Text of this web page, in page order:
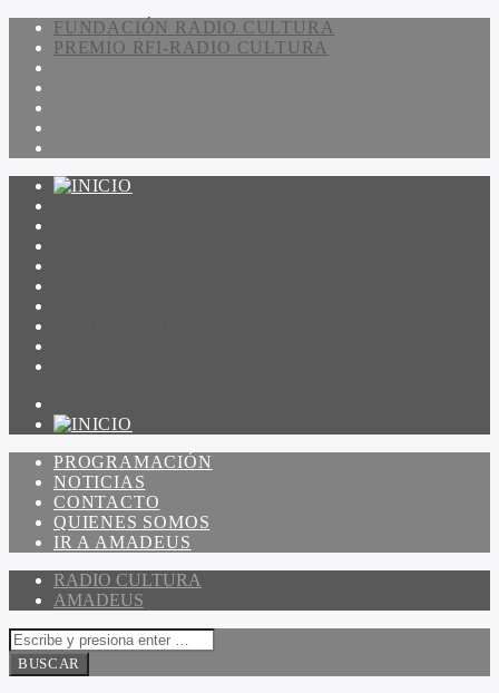
FUNDACIÓN RADIO CULTURA
PREMIO RFI-RADIO CULTURA
PROGRAMACIÓN
NOTICIAS
CONTACTO
QUIENES SOMOS
IR A AMADEUS
RADIO CULTURA
AMADEUS